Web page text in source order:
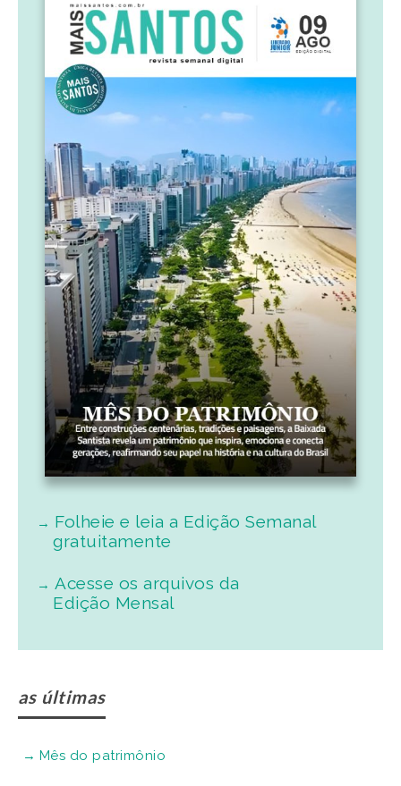
Folheie e leia a Edição Semanal
gratuitamente
Acesse os arquivos da
Edição Mensal
as últimas
Mês do patrimônio